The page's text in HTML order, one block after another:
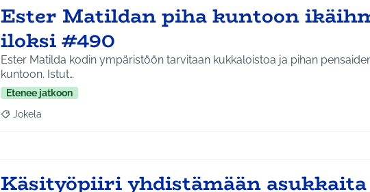
Ester Matildan piha kuntoon
iloksi #490
Ester Matilda kodin ympäristöön tarvitaan kukkaloistoa ja pihan
kuntoon. Istut…
Etenee jatkoon
Rajaa tulokset aihepiirin mukaan: Jokela
Jokela
Käsityöpiiri yhdistämään